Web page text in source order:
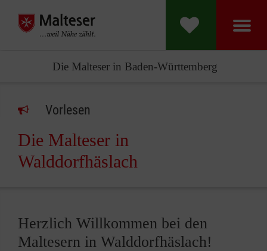
Die Malteser in Baden-Württemberg
Vorlesen
Die Malteser in
Walddorfhäslach
Herzlich Willkommen bei den
Maltesern in Walddorfhäslach!